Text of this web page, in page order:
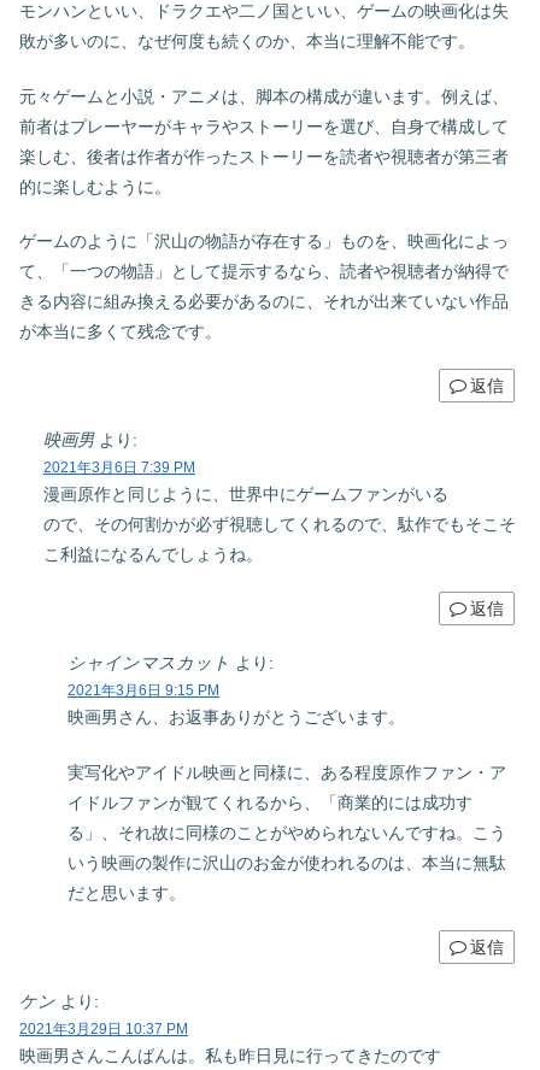
モンハンといい、ドラクエや二ノ国といい、ゲームの映画化は失
敗が多いのに、なぜ何度も続くのか、本当に理解不能です。
元々ゲームと小説・アニメは、脚本の構成が違います。例えば、
前者はプレーヤーがキャラやストーリーを選び、自身で構成して
楽しむ、後者は作者が作ったストーリーを読者や視聴者が第三者
的に楽しむように。
ゲームのように「沢山の物語が存在する」ものを、映画化によっ
て、「一つの物語」として提示するなら、読者や視聴者が納得で
きる内容に組み換える必要があるのに、それが出来ていない作品
が本当に多くて残念です。
返信
映画男 より:
2021年3月6日 7:39 PM
漫画原作と同じように、世界中にゲームファンがいる
ので、その何割かが必ず視聴してくれるので、駄作でもそこそ
こ利益になるんでしょうね。
返信
シャインマスカット より:
2021年3月6日 9:15 PM
映画男さん、お返事ありがとうございます。
実写化やアイドル映画と同様に、ある程度原作ファン・ア
イドルファンが観てくれるから、「商業的には成功す
る」、それ故に同様のことがやめられないんですね。こう
いう映画の製作に沢山のお金が使われるのは、本当に無駄
だと思います。
返信
ケン より:
2021年3月29日 10:37 PM
映画男さんこんばんは。私も昨日見に行ってきたのです